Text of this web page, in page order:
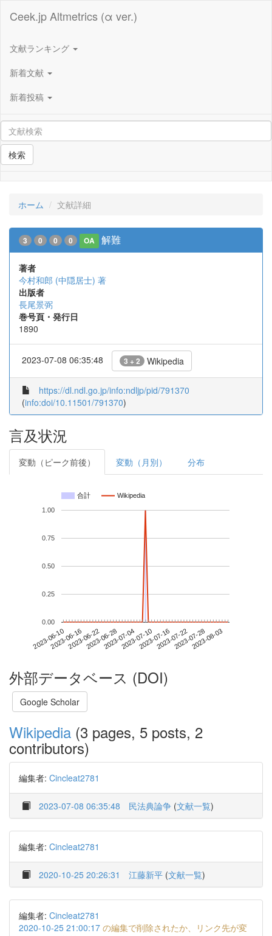
Ceek.jp Altmetrics (α ver.)
文献ランキング
新着文献
新着投稿
検索
ホーム 文献詳細
3 0 0 0 OA 解難
著者
今村和郎 (中隠居士) 著
出版者
長尾景弼
巻号頁・発行日
1890
2023-07-08 06:35:48 3 + 2 Wikipedia
https://dl.ndl.go.jp/info:ndljp/pid/791370
(info:doi/10.11501/791370)
言及状況
変動（ピーク前後） 変動（月別） 分布
合計 Wikipedia
2023-06-102023-06-162023-06-222023-06-282023-07-042023-07-102023-07-162023-07-222023-07-282023-08-03
0.00
0.25
0.50
0.75
1.00
外部データベース (DOI)
Google Scholar
Wikipedia (3 pages, 5 posts, 2
contributors)
編集者: Cincleat2781
2023-07-08 06:35:48 民法典論争 (文献一覧)
編集者: Cincleat2781
2020-10-25 20:26:31 江藤新平 (文献一覧)
編集者: Cincleat2781
2020-10-25 21:00:17 の編集で削除されたか、リンク先が変